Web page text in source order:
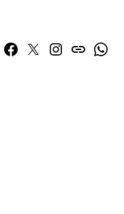
Facebook
TwitterInstagram
issuu